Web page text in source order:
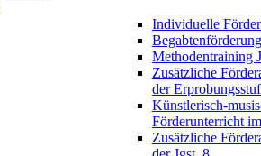
Individuelle
Begabtenförderung
Methodentraining
Zusätzliche
der
Künstlerisch-
Förderunterricht
Zusätzliche